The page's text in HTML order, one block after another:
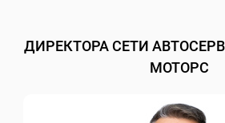
ДИРЕКТОРА СЕТИ
МОТОРС